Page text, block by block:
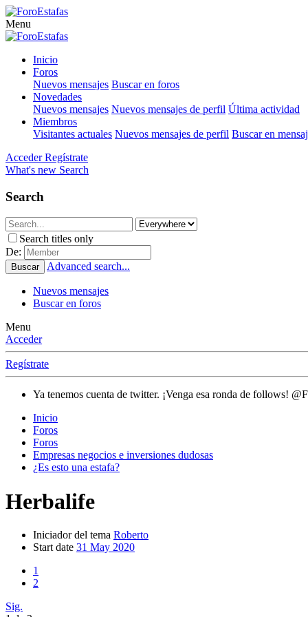
Menu
Inicio
Foros
Nuevos mensajes Buscar en foros
Novedades
Nuevos mensajes Nuevos mensajes de perfil Última actividad
Miembros
Visitantes actuales Nuevos mensajes de perfil Buscar en
Acceder Regístrate
What's new Search
Search
Search titles only
De:
Buscar Advanced search...
Nuevos mensajes
Buscar en foros
Menu
Acceder
Regístrate
Ya tenemos cuenta de twitter. ¡Venga esa ronda de follows!
Inicio
Foros
Foros
Empresas negocios e inversiones dudosas
¿Es esto una estafa?
Herbalife
Iniciador del tema Roberto
Start date 31 May 2020
1
2
Sig.